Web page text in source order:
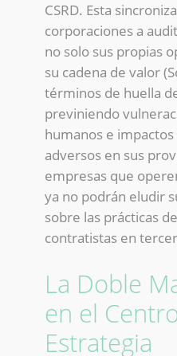
CSRD. Esta
corporaciones a
no solo sus propias
su cadena de valor
términos de huella
previniendo
humanos e
adversos en sus
empresas que
ya no podrán eludir
sobre las prácticas
contratistas en
La Doble
en el
Estrategia